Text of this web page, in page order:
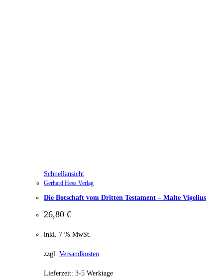
Schnellansicht
Gerhard Hess Verlag
Die Botschaft vom Dritten Testament – Malte Vigelius
26,80 €
inkl. 7 % MwSt.
zzgl. Versandkosten
Lieferzeit: 3-5 Werktage